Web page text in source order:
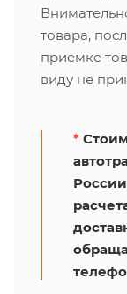
товара,
приемке
виду не
*